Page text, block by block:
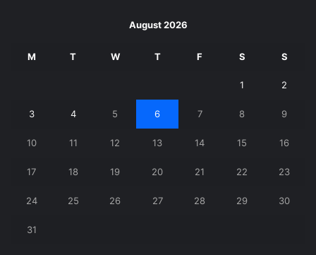
August 2026
M T W T F S S
1 2
3 4 5 6 7 8 9
10 11 12 13 14 15 16
17 18 19 20 21 22 23
24 25 26 27 28 29 30
31